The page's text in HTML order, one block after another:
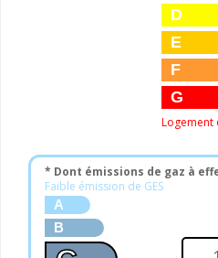
D
E
F
G
Logement
* Dont émissions de gaz à
Faible émission de GES
A
B